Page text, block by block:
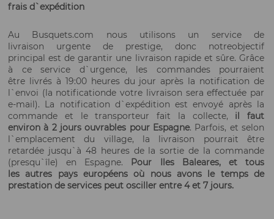
frais d`expédition
Au Busquets.com nous utilisons un
service de
livraison
urgente de prestige, donc notreobjectif
principal est de garantir une livraison rapide et sûre. Grâce
à ce service
d`urgence, les commandes
pourraient
être
livrés à 19:00 heures du jour après la notification de
l`envoi ( la notificationde votre livraison sera effectuée par
e-mail ). La notification d`expédition est envoyé après
la
commande et
le transporteur fait la collecte,
il faut
environ à 2 jours ouvrables pour Espagne. Parfois, et selon
l`emplacement
du village, la livraison
pourrait être
retardée jusqu`à 48 heures de la sortie de la commande
(presqu`île) en Espagne.
Pour Iles Baleares, et tous
les autres pays européens où nous avons le temps de
prestation de services peut osciller entre 4 et 7 jours.